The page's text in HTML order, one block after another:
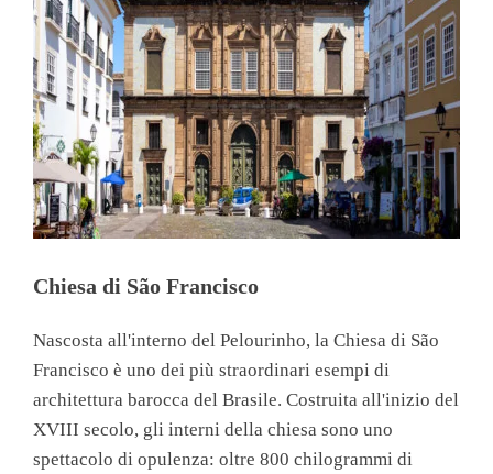
Chiesa di São Francisco
Nascosta all'interno del Pelourinho, la Chiesa di São
Francisco è uno dei più straordinari esempi di
architettura barocca del Brasile. Costruita all'inizio del
XVIII secolo, gli interni della chiesa sono uno
spettacolo di opulenza: oltre 800 chilogrammi di